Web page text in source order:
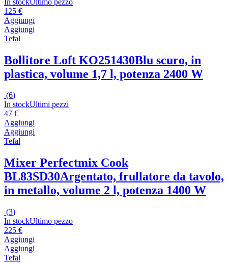
125 €
Aggiungi
Aggiungi
Tefal
Bollitore Loft KO251430Blu scuro, in
plastica, volume 1,7 l, potenza 2400 W
(6)
In stockUltimi pezzi
47 €
Aggiungi
Aggiungi
Tefal
Mixer Perfectmix Cook
BL83SD30Argentato, frullatore da tavolo,
in metallo, volume 2 l, potenza 1400 W
(3)
In stockUltimo pezzo
225 €
Aggiungi
Aggiungi
Tefal